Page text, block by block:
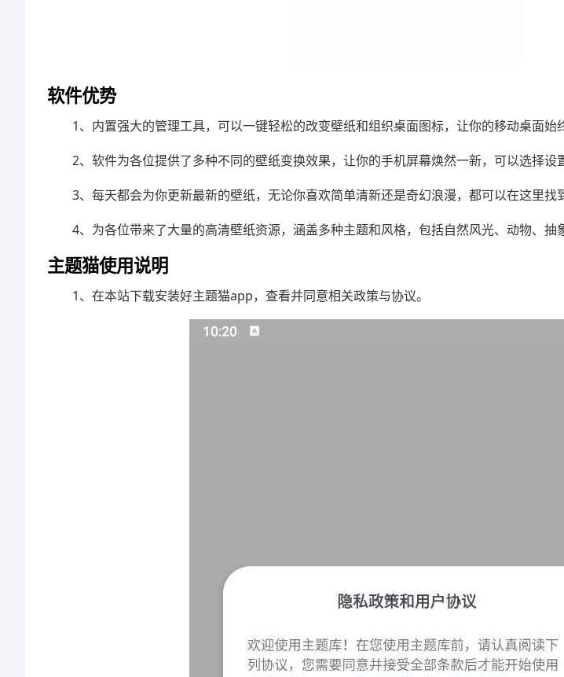
软件优势
1、内置强大的管理工具，可以一键轻松的改变壁纸和组织桌面图标，让你的移动桌面始
2、软件为各位提供了多种不同的壁纸变换效果，让你的手机屏幕焕然一新，可以选择设
3、每天都会为你更新最新的壁纸，无论你喜欢简单清新还是奇幻浪漫，都可以在这里找
4、为各位带来了大量的高清壁纸资源，涵盖多种主题和风格，包括自然风光、动物、抽
主题猫使用说明
1、在本站下载安装好主题猫app，查看并同意相关政策与协议。